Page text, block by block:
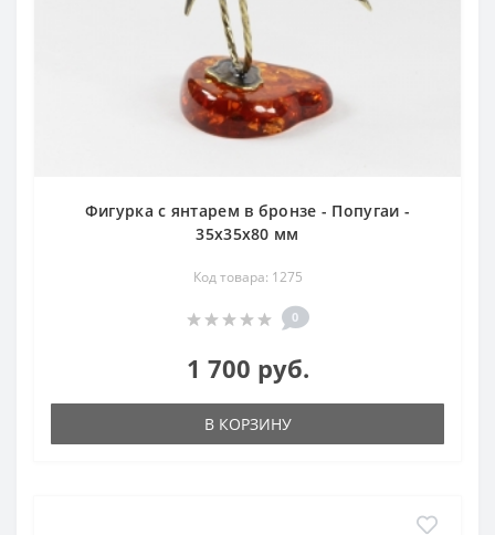
Фигурка с янтарем в бронзе - Попугаи -
35х35х80 мм
Код товара: 1275
0
1 700 руб.
В КОРЗИНУ